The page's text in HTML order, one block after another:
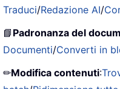
Traduci/Redazione AI/
📘 Padronanza del
Documenti/Converti in
✏Modifica contenuti: